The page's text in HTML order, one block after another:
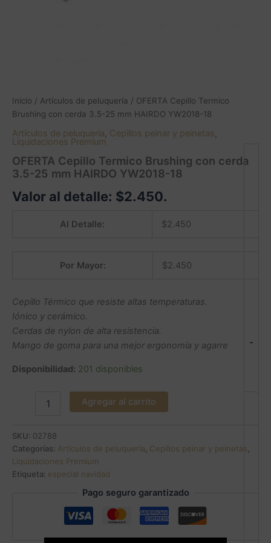
Inicio / Artículos de peluquería / OFERTA Cepillo Termico
Brushing con cerda 3.5-25 mm HAIRDO YW2018-18
Artículos de peluquería, Cepillos peinar y peinetas,
Liquidaciones Premium
OFERTA Cepillo Termico Brushing con cerda
3.5-25 mm HAIRDO YW2018-18
Valor al detalle: $2.450.
Al Detalle: $2.450
Por Mayor: $2.450
Cepillo Térmico que resiste altas temperaturas.
Iónico y cerámico.
Cerdas de nylon de alta resistencia.
Mango de goma para una mejor ergonomía y agarre
Disponibilidad: 201 disponibles
-
Agregar al carrito
SKU: 02788
Categorías: Artículos de peluquería Cepillos peinar y peinetas
Liquidaciones Premium
Etiqueta: especial navidad
Pago seguro garantizado